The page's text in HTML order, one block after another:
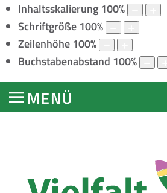
Inhaltsskalierung100%
Schriftgröße100%
Zeilenhöhe100%
Buchstabenabstand 100%
MENÜ